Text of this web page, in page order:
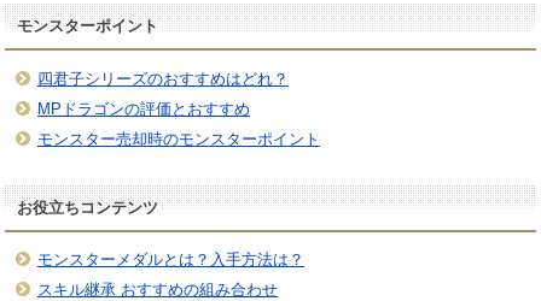
モンスターポイント
四君子シリーズのおすすめはどれ？
MPドラゴンの評価とおすすめ
モンスター売却時のモンスターポイント
お役立ちコンテンツ
モンスターメダルとは？入手方法は？
スキル継承 おすすめの組み合わせ